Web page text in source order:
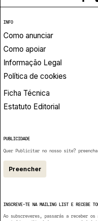
INFO
Como anunciar
Como apoiar
Informação Legal
Política de cookies
Ficha Técnica
Estatuto Editorial
PUBLICIDADE
Quer Publicitar no nosso site?
Preencher
INSCREVE-TE NA MAILING LIST E RECEBE
Ao subscreveres, passarás a receber